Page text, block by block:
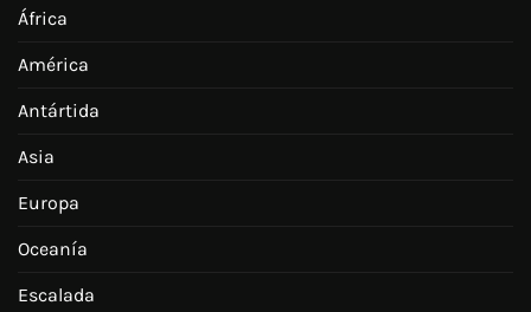
África
América
Antártida
Asia
Europa
Oceanía
Escalada